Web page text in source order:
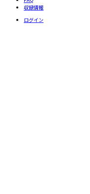
収録情報
ログイン